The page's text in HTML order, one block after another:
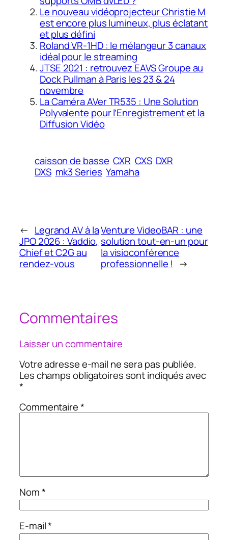
Le nouveau vidéoprojecteur Christie M
est encore plus lumineux, plus éclatant
et plus défini
Roland VR-1HD : le mélangeur 3 canaux
idéal pour le streaming
JTSE 2021 : retrouvez EAVS Groupe au
Dock Pullman à Paris les 23 & 24
novembre
La Caméra AVer TR535 : Une Solution
Polyvalente pour l’Enregistrement et la
Diffusion Vidéo
caisson de basse CXR CXS DXR
DXS mk3 Series Yamaha
← Legrand AV à la
JPO 2026 : Vaddio,
Chief et C2G au
rendez-vous
Venture VideoBAR : une
solution tout-en-un pour
la visioconférence
professionnelle ! →
Commentaires
Laisser un commentaire
Votre adresse e-mail ne sera pas publiée.
Les champs obligatoires sont indiqués avec
*
Commentaire*
Nom*
E-mail*